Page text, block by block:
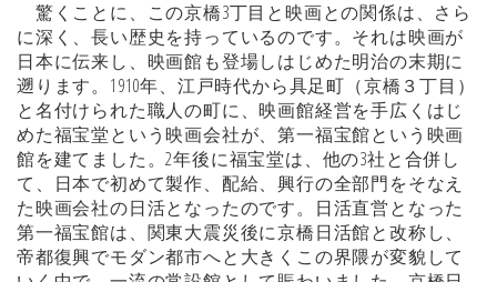
驚くことに、この京橋3丁目と映画との関係は、さら
に深く、長い歴史を持っているのです。それは映画が
日本に伝来し、映画館も登場しはじめた明治の末期に
遡ります。1910年、江戸時代から具足町（京橋３丁目）
と名付けられた職人の町に、映画館経営を手広くはじ
めた福宝堂という映画会社が、第一福宝館という映画
館を建てました。2年後に福宝堂は、他の3社と合併し
て、日本で初めて製作、配給、興行の全部門をそなえ
た映画会社の日活となったのです。日活直営となった
第一福宝館は、関東大震災後に京橋日活館と改称し、
帝都復興でモダン都市へと大きくこの界隈が変貌して